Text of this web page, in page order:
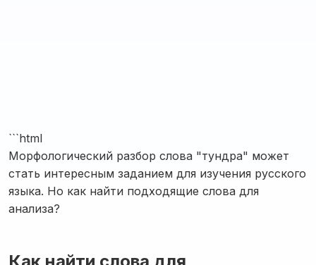
```html
Морфологический разбор слова "тундра" может
стать интересным заданием для изучения русского
языка. Но как найти подходящие слова для
анализа?